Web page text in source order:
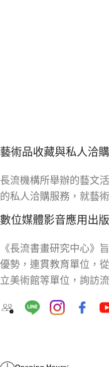
藝術品收藏與私人洽
長流機構所舉辦的藝文
的私人洽購服務，就藝
數位媒體影音應用出
《長流書畫研究中心》
優勢，連貫教育單位，
立美術館等單位，詢訪